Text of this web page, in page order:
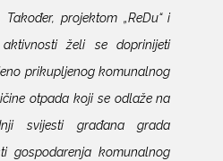
projektom „ReDu“ i
želi se doprinijeti
prikupljenog komunalnog
otpada koji se odlaže na
svijesti građana grada
gospodarenja komunalnog